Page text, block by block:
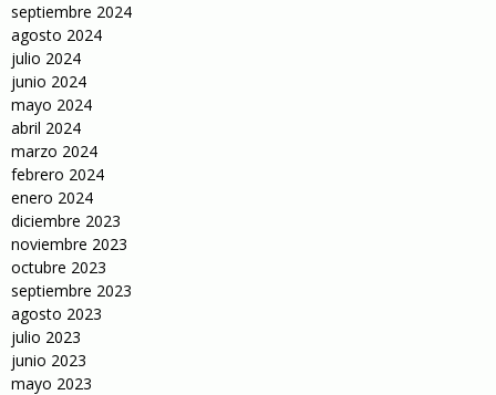
septiembre 2024
agosto 2024
julio 2024
junio 2024
mayo 2024
abril 2024
marzo 2024
febrero 2024
enero 2024
diciembre 2023
noviembre 2023
octubre 2023
septiembre 2023
agosto 2023
julio 2023
junio 2023
mayo 2023